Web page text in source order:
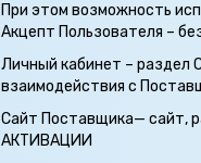
При этом возможность
Акцепт Пользователя –
Личный кабинет – раздел
взаимодействия с
Сайт Поставщика— сайт,
АКТИВАЦИИ